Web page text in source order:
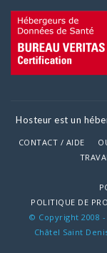
Hosteur est un
CONTACT / AIDE
POLITIQUE DE
© Copyright 2008 -
Châtel Saint